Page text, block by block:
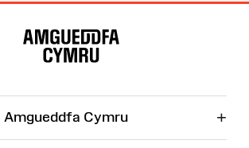
Amgueddfa Cymru +